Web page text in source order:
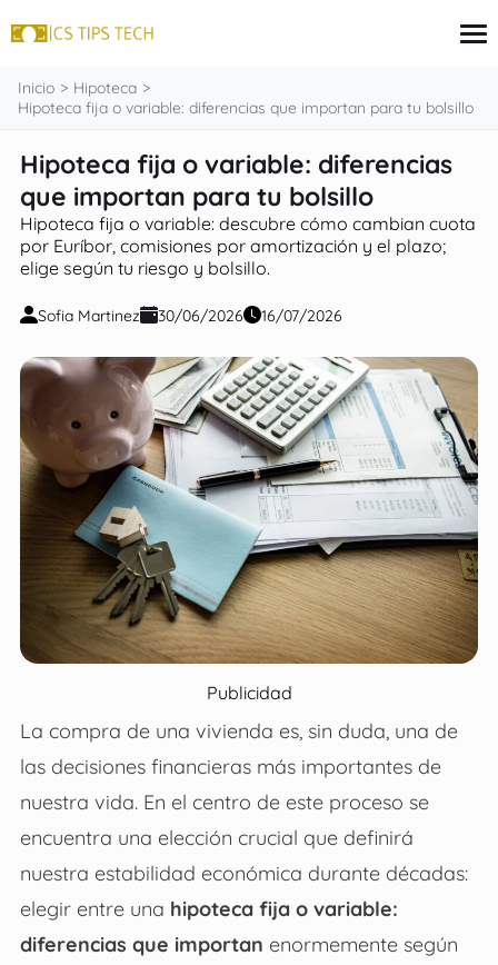
Tarjeta
Inversiones
seguros
Finanzas
Hipoteca
Inicio
Hipoteca
Hipoteca fija o variable: diferencias que importan para tu bolsillo
Hipoteca fija o variable: diferencias
que importan para tu bolsillo
Hipoteca fija o variable: descubre cómo cambian cuota
por Euríbor, comisiones por amortización y el plazo;
elige según tu riesgo y bolsillo.
Sofia Martinez 30/06/2026 16/07/2026
Publicidad
La compra de una vivienda es, sin duda, una de
las decisiones financieras más importantes de
nuestra vida. En el centro de este proceso se
encuentra una elección crucial que definirá
nuestra estabilidad económica durante décadas:
elegir entre una hipoteca fija o variable:
diferencias que importan enormemente según